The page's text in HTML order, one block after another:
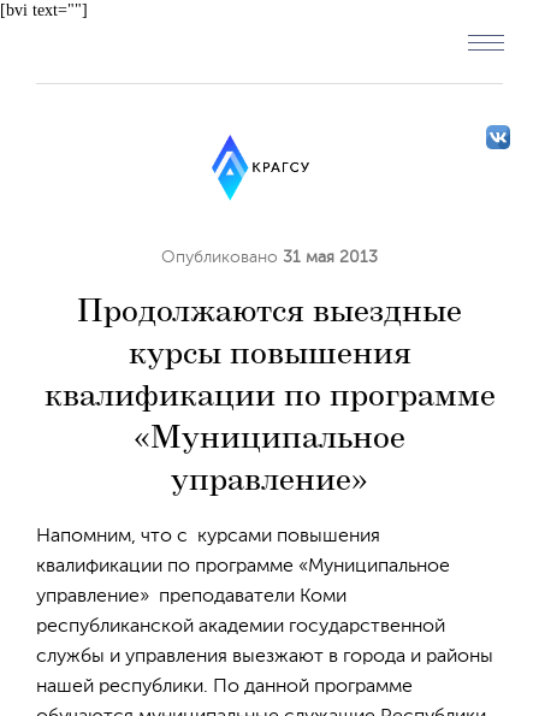
[bvi text=""]
Опубликовано 31 мая 2013
Продолжаются выездные
курсы повышения
квалификации по программе
«Муниципальное
управление»
Напомним, что с курсами повышения
квалификации по программе «Муниципальное
управление» преподаватели Коми
республиканской академии государственной
службы и управления выезжают в города и районы
нашей республики. По данной программе